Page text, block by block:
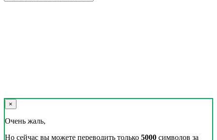
×
Очень жаль,
Но сейчас вы можете переводить только 5000 символов за